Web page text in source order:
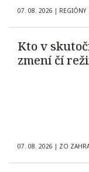
07. 08. 2026 | REGIÓNY
Kto v
zmení čí
07. 08. 2026 | ZO